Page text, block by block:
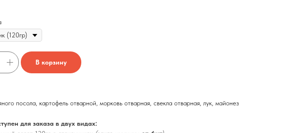
В корзину
посола, картофель отварной, морковь отварная, свекла отварная, лук, майонез
для заказа в двух видах: